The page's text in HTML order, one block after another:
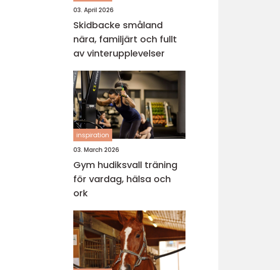
03. April 2026
Skidbacke småland
nära, familjärt och fullt
av vinterupplevelser
inspiration
03. March 2026
Gym hudiksvall träning
för vardag, hälsa och
ork